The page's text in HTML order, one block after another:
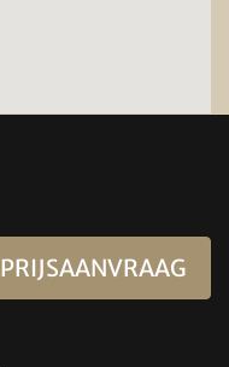
PRIJSAANVRAAG